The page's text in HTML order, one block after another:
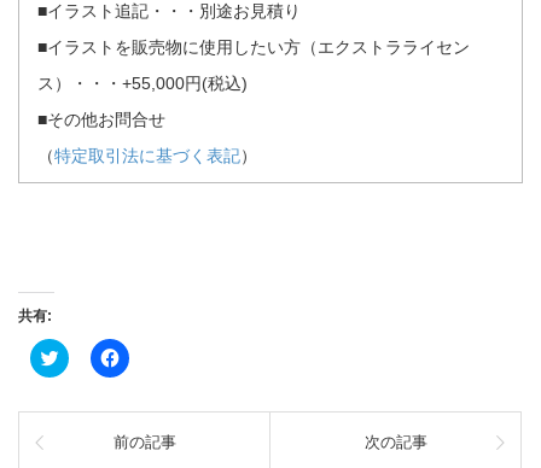
■イラスト追記・・・別途お見積り
■イラストを販売物に使用したい方（エクストラライセン
ス）・・・+55,000円(税込)
■その他お問合せ
（特定取引法に基づく表記）
共有:
ク
リ
し
Facebook
で
す
る
に
前の記事 次の記事